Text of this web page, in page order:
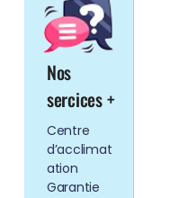
Nos
sercices +
Centre
d’acclimat
ation
Garantie